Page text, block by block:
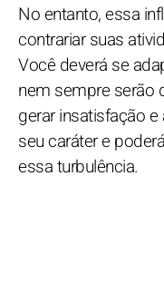
No entanto, essa
contrariar suas
Você deverá se
nem sempre serão
gerar insatisfação
seu caráter e
essa turbulência.